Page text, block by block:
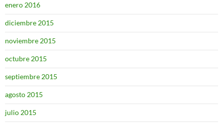
enero 2016
diciembre 2015
noviembre 2015
octubre 2015
septiembre 2015
agosto 2015
julio 2015